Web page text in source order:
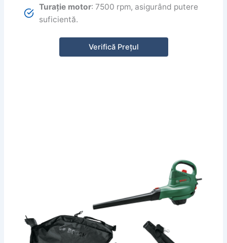
Turație motor: 7500 rpm, asigurând putere
suficientă.
Verifică Prețul